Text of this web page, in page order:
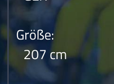
Größe:
207 cm